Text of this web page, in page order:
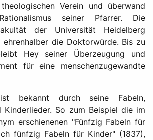
Verein und überwand
seiner Pfarrer. Die
der Universität Heidelberg
ehrenhalber die Doktorwürde. Bis zu
Hey seiner Überzeugung und
für eine menschenzugewandte
bekannt durch seine Fabeln,
Kinderlieder. So zum Beispiel die im
erschienenen "Fünfzig Fabeln für
fünfzig Fabeln für Kinder" (1837),